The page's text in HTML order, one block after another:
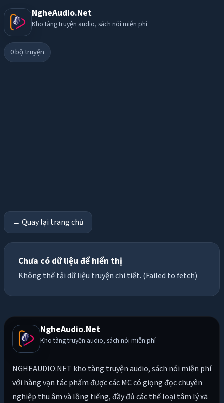
NgheAudio.Net
Kho tàng truyện audio, sách nói miễn phí
0bộ truyện
← Quay lại trang chủ
Chưa có dữ liệu để hiển thị
Không thể tải dữ liệu truyện chi tiết. (Failed to fetch)
NgheAudio.Net
Kho tàng truyện audio, sách nói miễn phí
NGHEAUDIO.NET kho tàng truyện audio, sách nói miễn phí
với hàng vạn tác phẩm được các MC có giọng đọc chuyên
nghiệp thu âm và lồng tiếng, đầy đủ các thể loại tâm lý xã